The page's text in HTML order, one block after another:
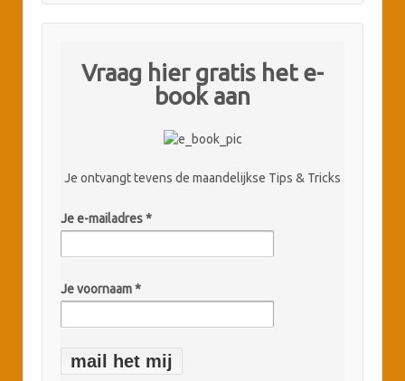
Vraag hier gratis het e-
book aan
Je ontvangt tevens de maandelijkse Tips & Tricks
Je e-mailadres*
Je voornaam *